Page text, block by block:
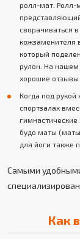
ролл-мат. Ролл-
сворачиваться
кожзаменителя
который
рулон. На нашем
хорошие отзывы
Когда под рукой
спортзалах
будо маты
для йоги также
Самыми
Как